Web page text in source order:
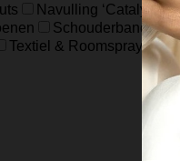
Navulling ‘Catalytic’
Schouderband
Textiel & Roomspray